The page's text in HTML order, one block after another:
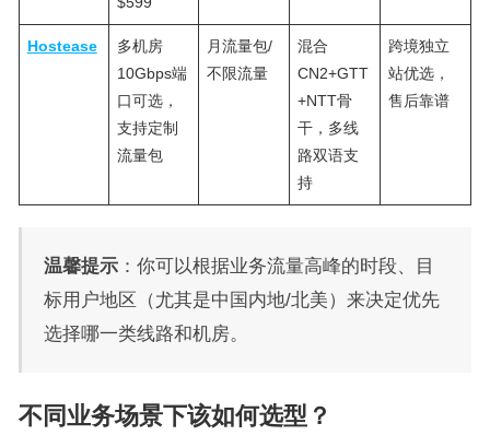
Hostease
多机房
10Gbps端
口可选，
支持定制
流量包
月流量包/
不限流量
混合
CN2+GTT
+NTT骨
干，多线
路双语支
持
跨境独立
站优选，
售后靠谱
温馨提示：你可以根据业务流量高峰的时段、目
标用户地区（尤其是中国内地/北美）来决定优先
选择哪一类线路和机房。
不同业务场景下该如何选型？